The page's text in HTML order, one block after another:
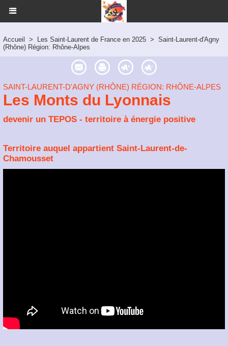
Accueil > Les Saint-Laurent de France en 2025 > Saint-Laurent-d'Agny
(Rhône) Région: Rhône-Alpes
SAINT-LAURENT-D'AGNY (RHÔNE) RÉGION: RHÔNE-ALPES
Les Monts du Lyonnais
devenir un TEPOS - territoire à énergie positive
Territoire auquel appartient Saint-Laurent-de-
Chamousset